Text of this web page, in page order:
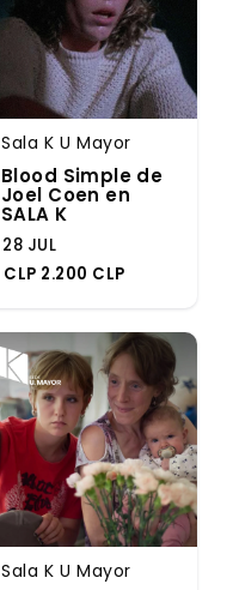
Sala K U Mayor
Blood Simple de
Joel Coen en
SALA K
28 JUL
CLP 2.200 CLP
Sala K U Mayor